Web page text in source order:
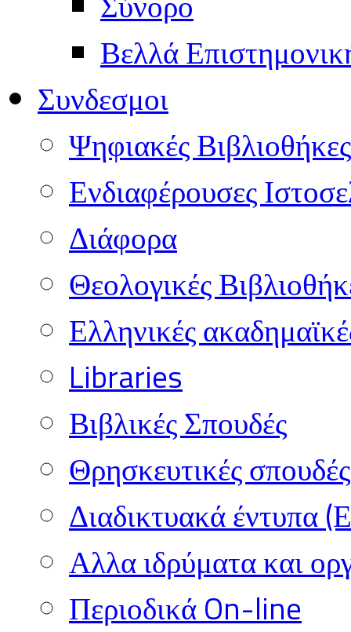
Βελλά
Συνδεσμοι
Ψηφιακές Βιβλιοθήκες
Ενδιαφέρουσες
Διάφορα
Θεολογικές
Ελληνικές
Libraries
Βιβλικές Σπουδές
Θρησκευτικές
Διαδικτυακά έντυπα
Αλλα ιδρύματα και
Περιοδικά On-line